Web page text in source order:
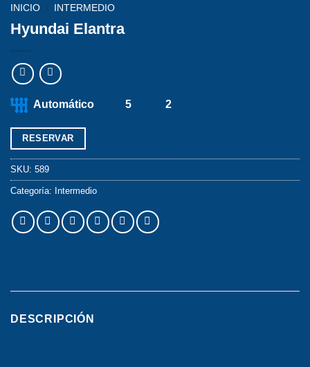
INICIO / INTERMEDIO
Hyundai Elantra
Automático 5 2
RESERVAR
SKU: 589
Categoría: Intermedio
DESCRIPCIÓN